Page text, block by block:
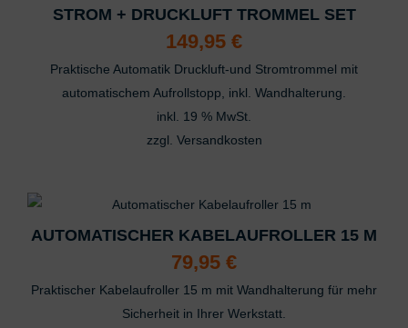
STROM + DRUCKLUFT TROMMEL SET
149,95 €
Praktische Automatik Druckluft-und Stromtrommel mit
automatischem Aufrollstopp, inkl. Wandhalterung.
inkl. 19 % MwSt.
zzgl. Versandkosten
AUTOMATISCHER KABELAUFROLLER 15 M
79,95 €
Praktischer Kabelaufroller 15 m mit Wandhalterung für mehr
Sicherheit in Ihrer Werkstatt.